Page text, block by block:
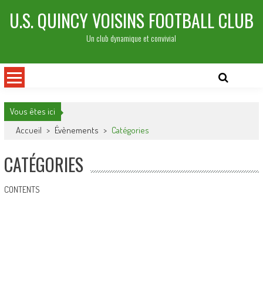
content
U.S. QUINCY VOISINS FOOTBALL CLUB
Un club dynamique et convivial
Vous êtes ici
Accueil > Évènements > Catégories
CATÉGORIES
CONTENTS